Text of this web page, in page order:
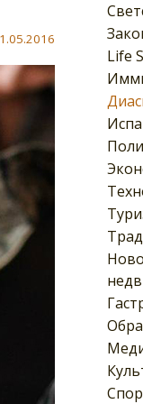
Life